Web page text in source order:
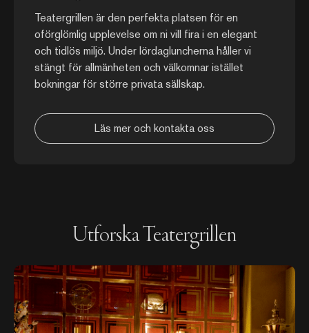
Teatergrillen är den perfekta platsen för en
oförglömlig upplevelse om ni vill fira i en elegant
och tidlös miljö. Under lördagluncherna håller vi
stängt för allmänheten och välkomnar istället
bokningar för större privata sällskap.
Läs mer och kontakta oss
Utforska Teatergrillen